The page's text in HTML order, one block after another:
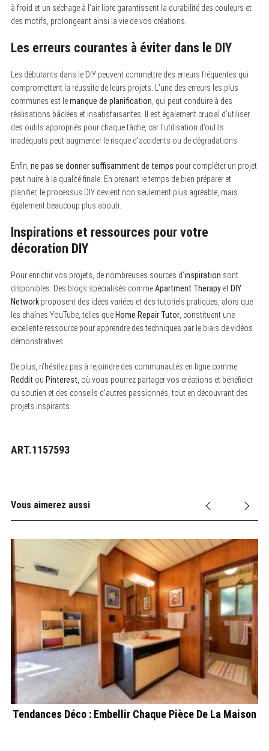
à froid et un séchage à l’air libre garantissent la durabilité des couleurs et
des motifs, prolongeant ainsi la vie de vos créations.
Les erreurs courantes à éviter dans le DIY
Les débutants dans le DIY peuvent commettre des erreurs fréquentes qui
compromettent la réussite de leurs projets. L’une des erreurs les plus
communes est lemanque de planification , qui peut conduire à des
réalisations bâclées et insatisfaisantes. Il est également crucial d’utiliser
des outils appropriés pour chaque tâche, car l’utilisation d’outils
inadéquats peut augmenter le risque d’accidents ou de dégradations.
Enfin, ne pas se donner suffisamment de temps pour compléter un projet
peut nuire à la qualité finale. En prenant le temps de bien préparer et
planifier, le processus DIY devient non seulement plus agréable, mais
également beaucoup plus abouti.
Inspirations et ressources pour votre
décoration DIY
Pour enrichir vos projets, de nombreuses sources d’inspiration sont
disponibles. Des blogs spécialisés commeApartment Therapyet DIY
Networkproposent des idées variées et des tutoriels pratiques, alors que
les chaînes YouTube, telles que Home Repair Tutor, constituent une
excellente ressource pour apprendre des techniques par le biais de vidéos
démonstratives.
De plus, n’hésitez pas à rejoindre des communautés en ligne comme
Reddit ou Pinterest , où vous pourrez partager vos créations et bénéficier
du soutien et des conseils d’autres passionnés, tout en découvrant des
projets inspirants.
ART.1157593
Vous aimerez aussi
Tendances Déco : Embellir Chaque Pièce De La Maison